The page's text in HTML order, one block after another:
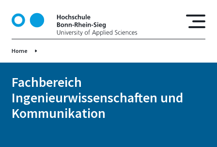
t
Home
Fachbereich
Ingenieurwissenschaften und
Kommunikation